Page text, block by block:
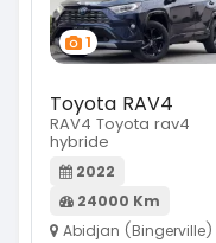
1
Toyota RAV4
RAV4 Toyota rav4
hybride
2022
24000 Km
Abidjan (Bingerville)